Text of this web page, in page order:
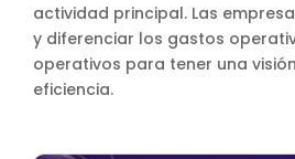
actividad principal. Las
y diferenciar los gastos
operativos para tener una
eficiencia.